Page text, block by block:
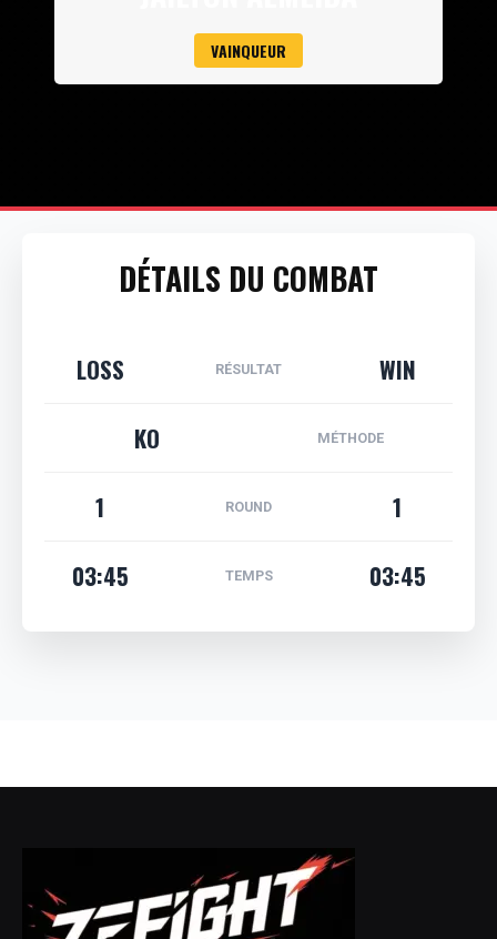
VAINQUEUR
DÉTAILS DU COMBAT
LOSS RÉSULTAT
WIN
KO
MÉTHODE
1 ROUND
1
03:45
TEMPS 03:45